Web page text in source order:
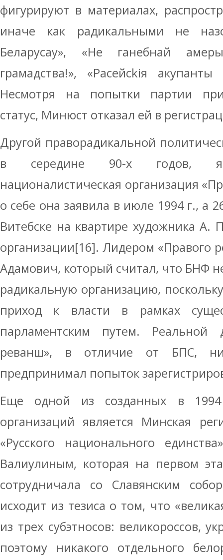
фигурируют в материалах,
иначе как радикальными не
Беларусау», «Не ганебнай
грамадства!», «Расейсkiя
Несмотря на попытки партии
статус, Минюст отказал ей в
Другой праворадикальной
в середине 90-х годов,
националистическая организация
о себе она заявила в июле 1994 г., а
Витебске на квартире художника
организации[16]. Лидером «Правого
Адамович, который считал, что БНФ
радикальную организацию,
приход к власти в рамках
парламентским путем. Реальной
реванш», в отличие от БПС,
предпринимал попыток
Еще одной из созданных в 1994
организаций является Минская
«Русского национального
Валиулиным, которая на первом
сотрудничала со Славянским
исходит из тезиса о том, что
из трех субэтносов: великороссов,
поэтому никакого отдельного